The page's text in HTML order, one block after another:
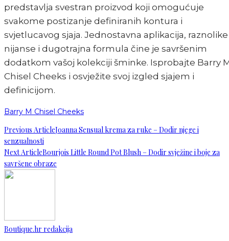
predstavlja svestran proizvod koji omogućuje
svakome postizanje definiranih kontura i
svjetlucavog sjaja. Jednostavna aplikacija, raznolike
nijanse i dugotrajna formula čine je savršenim
dodatkom vašoj kolekciji šminke. Isprobajte Barry
Chisel Cheeks i osvježite svoj izgled sjajem i
definicijom.
Barry M Chisel Cheeks
Previous ArticleJoanna Sensual krema za ruke – Dodir njege i
senzualnosti
Next ArticleBourjois Little Round Pot Blush – Dodir svježine i boje za
savršene obraze
Boutique.hr redakcija